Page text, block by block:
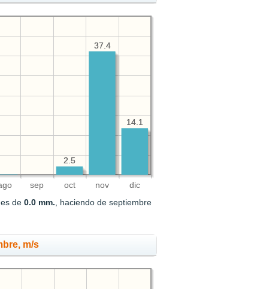
sep oct nov dic
14.1
37.4
2.5
14.1
37.4
2.5
es de0.0 mm. , haciendo de septiembre
m/s